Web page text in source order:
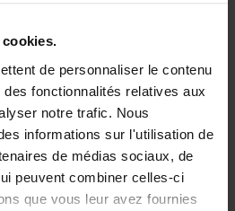
de personnaliser le contenu
fonctionnalités relatives aux
notre trafic. Nous
informations sur l'utilisation de
de médias sociaux, de
peuvent combiner celles-ci
que vous leur avez fournies
Bonds = Building
Roef Jozefien De Feyter
Carolien Boom
souple
2025 200
99